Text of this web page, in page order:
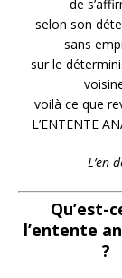
de
selon son
sans
sur le
voilà ce que
L’ENTENTE
L’en
Qu’est-
l’entente
?